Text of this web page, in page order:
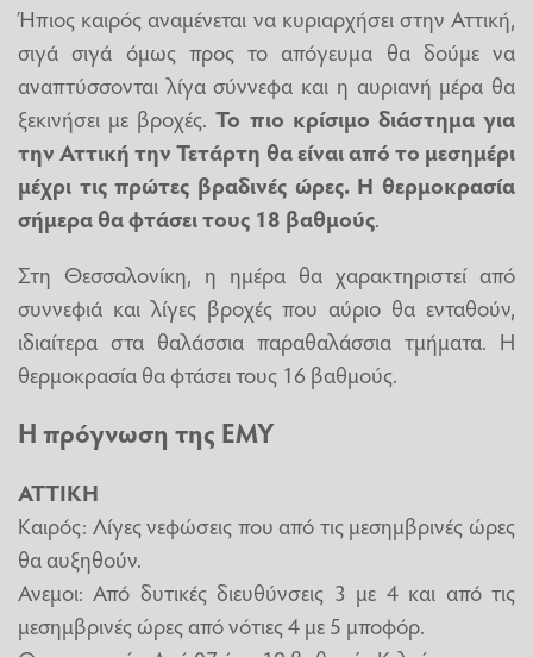
Ήπιος καιρός αναμένεται να κυριαρχήσει στην Αττική,
σιγά σιγά όμως προς το απόγευμα θα δούμε να
αναπτύσσονται λίγα σύννεφα και η αυριανή μέρα θα
ξεκινήσει με βροχές.Το πιο κρίσιμο διάστημα για
την Αττική την Τετάρτη θα είναι από το μεσημέρι
μέχρι τις πρώτες βραδινές ώρες. Η θερμοκρασία
σήμερα θα φτάσει τους 18 βαθμούς.
Στη Θεσσαλονίκη, η ημέρα θα χαρακτηριστεί από
συννεφιά και λίγες βροχές που αύριο θα ενταθούν,
ιδιαίτερα στα θαλάσσια παραθαλάσσια τμήματα. Η
θερμοκρασία θα φτάσει τους 16 βαθμούς.
Η πρόγνωση της ΕΜΥ
ΑΤΤΙΚΗ
Καιρός: Λίγες νεφώσεις που από τις μεσημβρινές ώρες
θα αυξηθούν.
Ανεμοι: Από δυτικές διευθύνσεις 3 με 4 και από τις
μεσημβρινές ώρες από νότιες 4 με 5 μποφόρ.